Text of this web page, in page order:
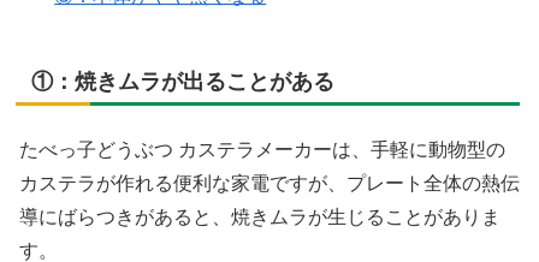
①：焼きムラが出ることがある
たべっ子どうぶつ カステラメーカーは、手軽に動物型の
カステラが作れる便利な家電ですが、プレート全体の熱伝
導にばらつきがあると、焼きムラが生じることがありま
す。